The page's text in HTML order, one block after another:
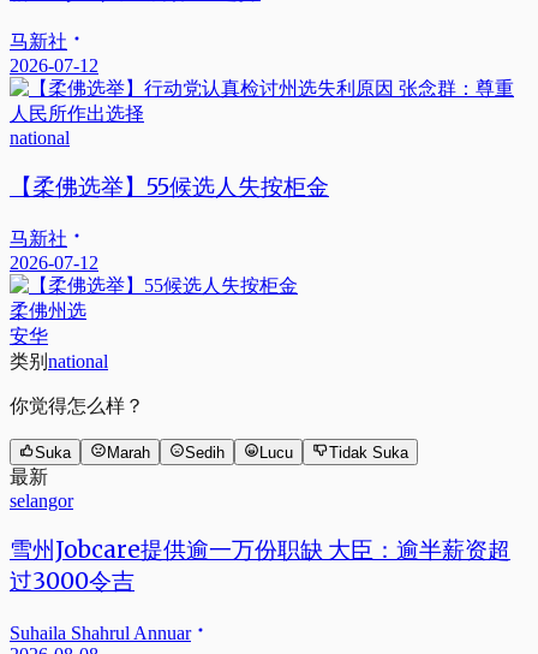
马新社
2026-07-12
national
【柔佛选举】55候选人失按柜金
马新社
2026-07-12
柔佛州选
安华
类别 national
你觉得怎么样？
Suka Marah Sedih Lucu Tidak Suka
最新
selangor
雪州Jobcare提供逾一万份职缺 大臣：逾半薪资超
过3000令吉
Suhaila Shahrul Annuar